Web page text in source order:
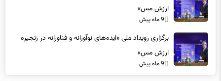
ارزش مس»
9 ماه پیش
برگزاری رویداد ملی «ایده‌های نوآورانه و فناورانه در زنجیره
ارزش مس»
9 ماه پیش